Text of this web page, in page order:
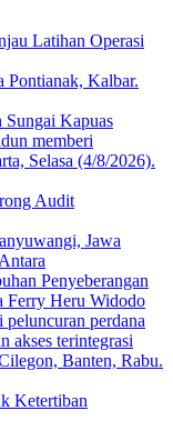
Latihan Operasi
Sungai Kapuas
Audit
Penyeberangan
Ketertiban